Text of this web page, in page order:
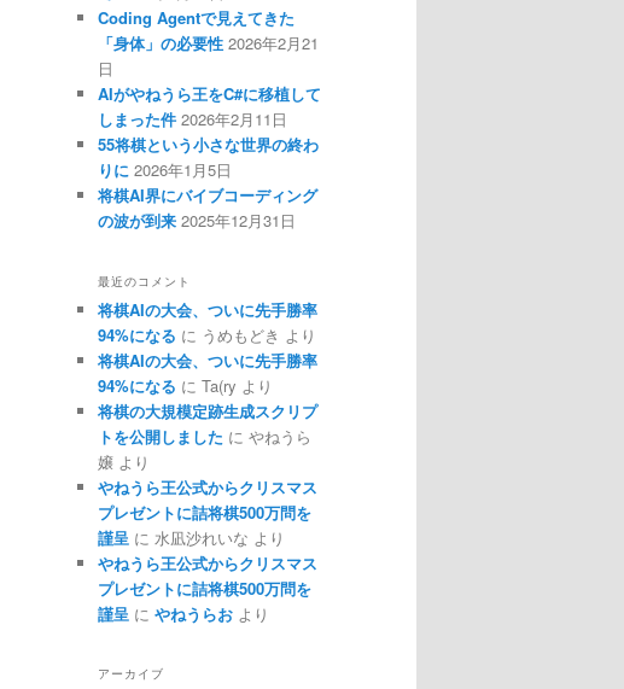
Coding Agentで見えてきた
「身体」の必要性 2026年2月21
日
AIがやねうら王をC#に移植して
しまった件 2026年2月11日
55将棋という小さな世界の終わ
りに 2026年1月5日
将棋AI界にバイブコーディング
の波が到来 2025年12月31日
最近のコメント
将棋AIの大会、ついに先手勝率
94%になる に うめもどき より
将棋AIの大会、ついに先手勝率
94%になる に Ta(ry より
将棋の大規模定跡生成スクリプ
トを公開しました に やねうら
嬢 より
やねうら王公式からクリスマス
プレゼントに詰将棋500万問を
謹呈 に 水凪沙れいな より
やねうら王公式からクリスマス
プレゼントに詰将棋500万問を
謹呈 に やねうらお より
アーカイブ